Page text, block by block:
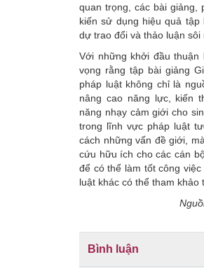
quan trọng, các bài giảng,
kiến sử dụng hiệu quả
dự trao đổi và thảo luận sôi
Với những khởi đầu
vọng rằng tập bài giảng
pháp luật không chỉ là
nâng cao năng lực, kiến
năng nhạy cảm giới cho
trong lĩnh vực pháp luật
cách những vấn đề giới,
cứu hữu ích cho các cán
để có thể làm tốt công
luật khác có thể tham khảo
Bình luận